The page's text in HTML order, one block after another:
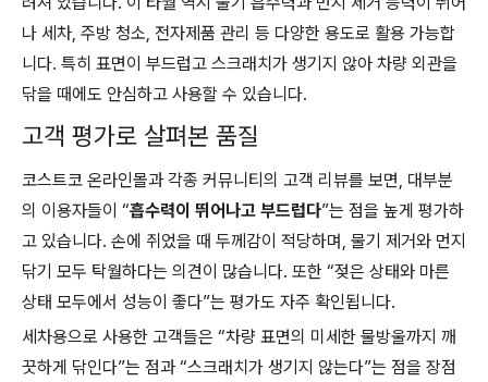
나 세차, 주방 청소, 전자제품 관리 등 다양한 용도로 활용 가능합
니다. 특히 표면이 부드럽고 스크래치가 생기지 않아 차량 외관을
닦을 때에도 안심하고 사용할 수 있습니다.
고객 평가로 살펴본 품질
코스트코 온라인몰과 각종 커뮤니티의 고객 리뷰를 보면, 대부분
의 이용자들이 “흡수력이 뛰어나고 부드럽다”는 점을 높게 평가하
고 있습니다. 손에 쥐었을 때 두께감이 적당하며, 물기 제거와 먼지
닦기 모두 탁월하다는 의견이 많습니다. 또한 “젖은 상태와 마른
상태 모두에서 성능이 좋다”는 평가도 자주 확인됩니다.
세차용으로 사용한 고객들은 “차량 표면의 미세한 물방울까지 깨
끗하게 닦인다”는 점과 “스크래치가 생기지 않는다”는 점을 장점